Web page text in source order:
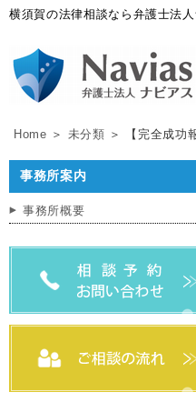
横須賀の法律相談なら弁護士法
Home ＞ 未分類 ＞ 【完全成功
事務所案内
事務所概要